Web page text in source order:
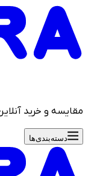
و خرید آنلاین
دسته‌بندی‌ها